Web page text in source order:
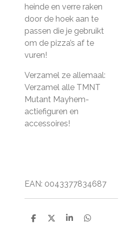
heinde en verre raken
door de hoek aan te
passen die je gebruikt
om de pizza’s af te
vuren!
Verzamel ze allemaal:
Verzamel alle TMNT
Mutant Mayhem-
actiefiguren en
accessoires!
EAN: 0043377834687
D
D
S
D